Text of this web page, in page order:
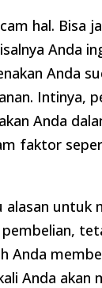
hal. Bisa
Anda
Anda
Intinya,
Anda
faktor
untuk
Anda
Anda akan